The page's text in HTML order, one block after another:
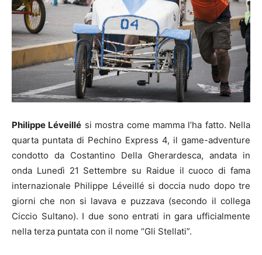
Philippe Léveillé si mostra come mamma l’ha fatto. Nella
quarta puntata di Pechino Express 4, il game-adventure
condotto da Costantino Della Gherardesca, andata in
onda Lunedì 21 Settembre su Raidue il cuoco di fama
internazionale Philippe Léveillé si doccia nudo dopo tre
giorni che non si lavava e puzzava (secondo il collega
Ciccio Sultano). I due sono entrati in gara ufficialmente
nella terza puntata con il nome “Gli Stellati”.